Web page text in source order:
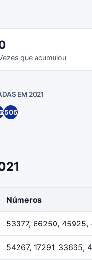
que acumulou
EM 2021
25053
Números
53377, 66250, 45925,
54267, 17291, 33665,